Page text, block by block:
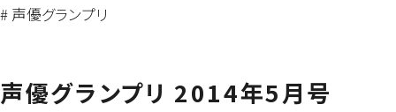
# 声優グランプリ
声優グランプリ 2014年5月号